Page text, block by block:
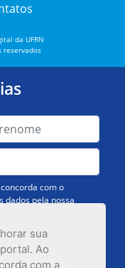
sua
Ao
com a
da UFRN
reservados
com o
dados pela nossa